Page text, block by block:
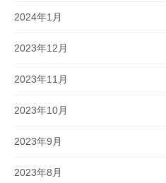
2024年1月
2023年12月
2023年11月
2023年10月
2023年9月
2023年8月